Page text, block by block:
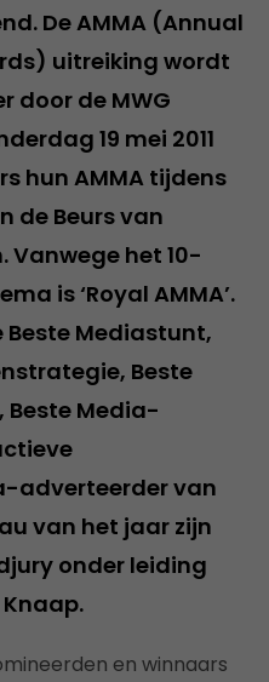
De AMMA (Annual
uitreiking wordt
door de MWG
19 mei 2011
hun AMMA tijdens
de Beurs van
Vanwege het 10-
is ‘Royal AMMA’.
Mediastunt,
Beste
Beste Media-
adverteerder van
van het jaar zijn
onder leiding
en winnaars